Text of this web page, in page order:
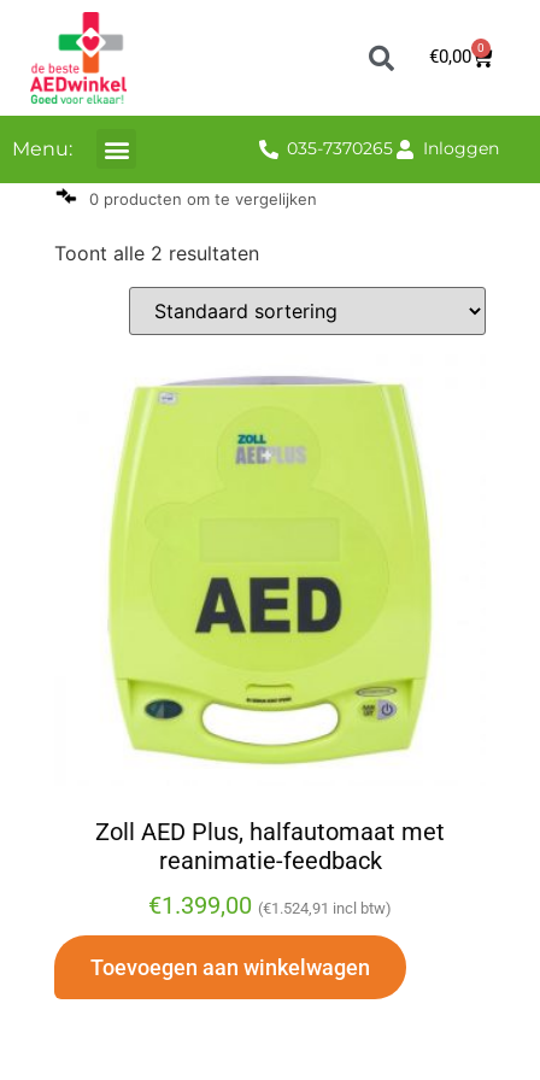
€0,00 0
Menu: 035-7370265 Inloggen
0 producten om te vergelijken
Toont alle 2 resultaten
Zoll AED Plus, halfautomaat met
reanimatie-feedback
€1.399,00 (€1.524,91 incl btw)
Toevoegen aan winkelwagen